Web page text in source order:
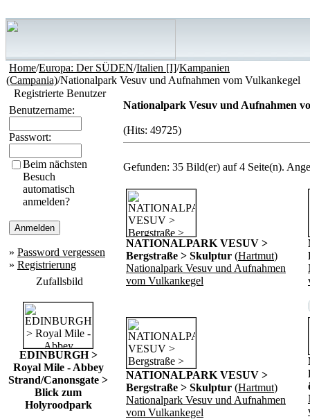
Home/Europa: Der SÜDEN/Italien [I]/Kampanien
(Campania)/Nationalpark Vesuv und Aufnahmen vom Vulkankegel
Registrierte Benutzer
Benutzername:
Passwort:
Beim nächsten
Besuch
automatisch
anmelden?
» Password vergessen
» Registrierung
Zufallsbild
EDINBURGH >
Royal Mile - Abbey
Strand/Canonsgate >
Blick zum
Holyroodpark
Nationalpark Vesuv und Aufnahmen
(Hits: 49725)
Gefunden: 35 Bild(er) auf 4 Seite(n).
NATIONALPARK VESUV >
Bergstraße > Skulptur (Hartmut)
Nationalpark Vesuv und Aufnahmen
vom Vulkankegel
NATIONALPARK VESUV >
Bergstraße > Skulptur (Hartmut)
Nationalpark Vesuv und Aufnahmen
vom Vulkankegel